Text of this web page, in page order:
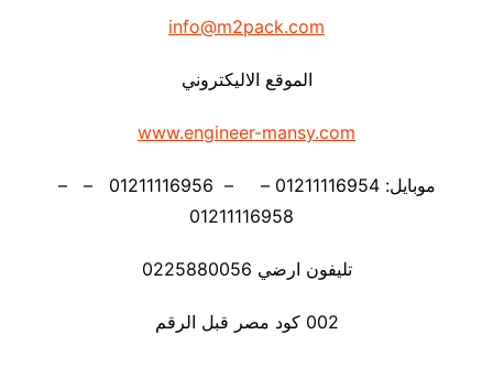
info@m2pack.com
الموقع الاليكتروني
www.engineer-mansy.com
موبايل: 01211116954 – – 01211116956 – –
تليفون ارضي 0225880056
002 كود مصر قبل الرقم